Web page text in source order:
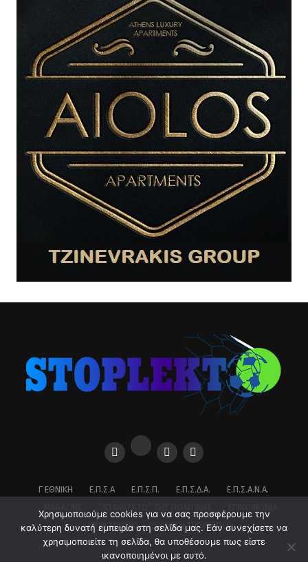
Γ ΕΘΝΙΚΉ Ε.Π.Σ.Α Ε.Π.Σ.Π. Ε.Π.Σ.Δ.Α.
Ε.Π.Σ.Α.Ν.Α.
ΌΡΟΙ ΧΡΉΣΗΣ – ΠΟΛΙΤΙΚΉ ΑΠΟΡΡΉΤΟΥ
Χρησιμοποιούμε cookies για να σας προσφέρουμε την
καλύτερη δυνατή εμπειρία στη σελίδα μας. Εάν συνεχίσετε να
χρησιμοποιείτε τη σελίδα, θα υποθέσουμε πως είστε
ικανοποιημένοι με αυτό.